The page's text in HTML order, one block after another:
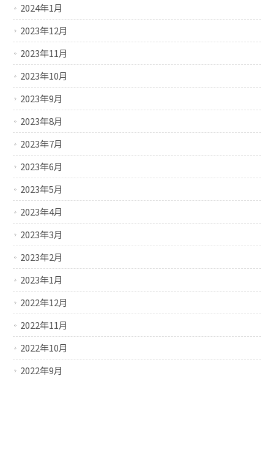
2024年1月
2023年12月
2023年11月
2023年10月
2023年9月
2023年8月
2023年7月
2023年6月
2023年5月
2023年4月
2023年3月
2023年2月
2023年1月
2022年12月
2022年11月
2022年10月
2022年9月